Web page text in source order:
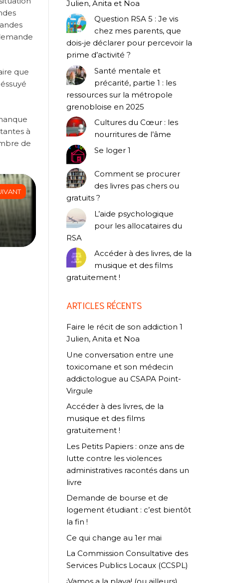
que
à
de
Julien, Anita et Noa
Question RSA 5 : Je vis
chez mes parents, que
dois-je déclarer pour percevoir la
prime d’activité ?
Santé mentale et
précarité, partie 1 : les
ressources sur la métropole
grenobloise en 2025
Cultures du Cœur : les
nourritures de l’âme
Se loger 1
Comment se procurer
des livres pas chers ou
gratuits ?
L’aide psychologique
pour les allocataires du
RSA
Accéder à des livres, de la
musique et des films
gratuitement !
ARTICLES RÉCENTS
Faire le récit de son addiction 1
Julien, Anita et Noa
Une conversation entre une
toxicomane et son médecin
addictologue au CSAPA Point-
Virgule
Accéder à des livres, de la
musique et des films
gratuitement !
Les Petits Papiers : onze ans de
lutte contre les violences
administratives racontés dans un
livre
Demande de bourse et de
logement étudiant : c’est bientôt
la fin !
Ce qui change au 1er mai
La Commission Consultative des
Services Publics Locaux (CCSPL)